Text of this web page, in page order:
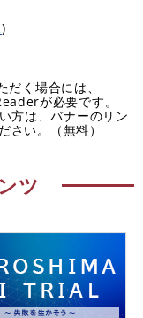
)
だく場合には、
が必要です。
方は、バナーのリン
さい。（無料）
ツ